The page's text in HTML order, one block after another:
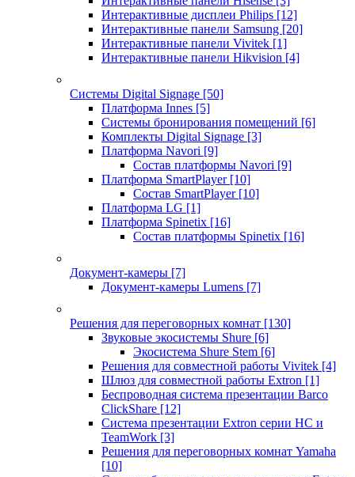
Интерактивные дисплеи Philips [12]
Интерактивные панели Samsung [20]
Интерактивные панели Vivitek [1]
Интерактивные панели Hikvision [4]
Системы Digital Signage [50]
Платформа Innes [5]
Системы бронирования помещений [6]
Комплекты Digital Signage [3]
Платформа Navori [9]
Состав платформы Navori [9]
Платформа SmartPlayer [10]
Состав SmartPlayer [10]
Платформа LG [1]
Платформа Spinetix [16]
Состав платформы Spinetix [16]
Документ-камеры [7]
Документ-камеры Lumens [7]
Решения для переговорных комнат [130]
Звуковые экосистемы Shure [6]
Экосистема Shure Stem [6]
Решения для совместной работы Vivitek [4]
Шлюз для совместной работы Extron [1]
Беспроводная система презентации Barco
ClickShare [12]
Система презентации Extron серии HC и
TeamWork [3]
Решения для переговорных комнат Yamaha
[10]